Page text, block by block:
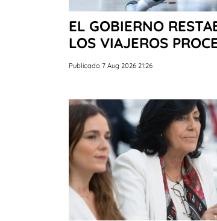
EL GOBIERNO
LOS VIAJEROS
Publicado 7 Aug 2026 21:26